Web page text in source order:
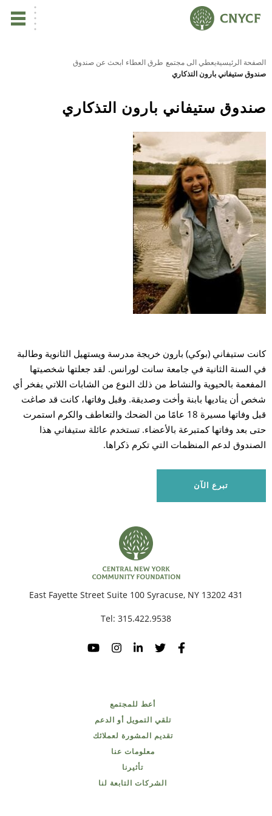
الصفحة الرئيسيةيعطي الى مجتمع طرق العطاء ابحث عن صندوق
صندوق ستيفاني بارون التذكاري
صندوق ستيفاني بارون التذكاري
كانت ستيفاني (بوكي) بارون خريجة مدرسة ويستهيل الثانوية وطالبة
في السنة الثانية في جامعة سانت لورانس. لقد جعلتها شخصيتها
المفعمة بالحيوية والنشاط من ذلك النوع من الشابات اللاتي يفخر أي
شخص أن يناديها بابنة وأخت وصديقة. وقبل وفاتها، كانت قد صاغت
قبل وفاتها مسيرة 18 عامًا من الضحك والتعاطف والكرم استمرت
حتى بعد وفاتها كمتبرعة بالأعضاء. تستخدم عائلة ستيفاني هذا
الصندوق لدعم المنظمات التي تكرم ذكراها.
تبرع الآن
431 East Fayette Street Suite 100 Syracuse, NY 13202
Tel: 315.422.9538
أعط للمجتمع
تلقي التمويل أو الدعم
تقديم المشورة لعملائك
معلومات عنا
تأثيرنا
الشركات التابعة لنا